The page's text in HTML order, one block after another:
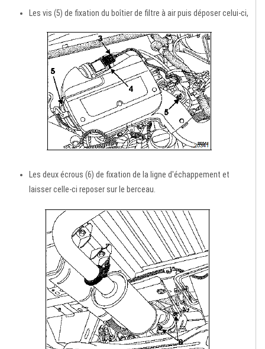
Les vis (5) de fixation du boîtier de filtre à air puis déposer celui-ci,
Les deux écrous (6) de fixation de la ligne d'échappement et
laisser celle-ci reposer sur le berceau.